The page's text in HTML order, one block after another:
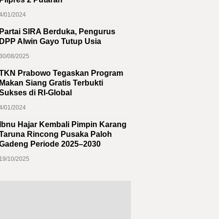
01/2024
Partai SIRA Berduka, Pengurus
DPP Alwin Gayo Tutup Usia
08/2025
Prabowo Tegaskan Program
Makan Siang Gratis Terbukti
di RI-Global
01/2024
Ibnu Hajar Kembali Pimpin Karang
Rincong Pusaka Paloh
Periode 2025–2030
19/10/2025